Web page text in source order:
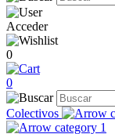
Acceder
0
0
Colectivos